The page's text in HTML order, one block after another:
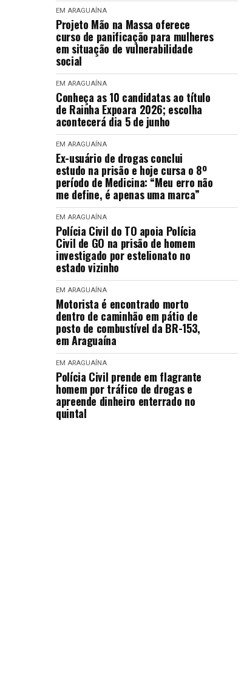
EM ARAGUAÍNA
Projeto Mão na Massa oferece
curso de panificação para mulheres
em situação de vulnerabilidade
social
EM ARAGUAÍNA
Conheça as 10 candidatas ao título
de Rainha Expoara 2026; escolha
acontecerá dia 5 de junho
EM ARAGUAÍNA
Ex-usuário de drogas conclui
estudo na prisão e hoje cursa o 8º
período de Medicina: “Meu erro não
me define, é apenas uma marca”
EM ARAGUAÍNA
Polícia Civil do TO apoia Polícia
Civil de GO na prisão de homem
investigado por estelionato no
estado vizinho
EM ARAGUAÍNA
Motorista é encontrado morto
dentro de caminhão em pátio de
posto de combustível da BR-153,
em Araguaína
EM ARAGUAÍNA
Polícia Civil prende em flagrante
homem por tráfico de drogas e
apreende dinheiro enterrado no
quintal